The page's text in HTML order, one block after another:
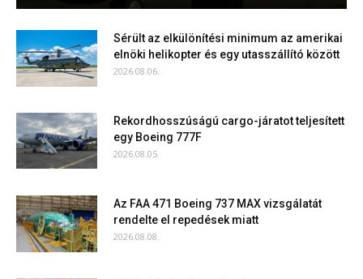
Sérült az elkülönítési minimum az amerikai
elnöki helikopter és egy utasszállító között
2026.08.06.
Rekordhosszúságú cargo-járatot teljesített
egy Boeing 777F
2026.08.05.
Az FAA 471 Boeing 737 MAX vizsgálatát
rendelte el repedések miatt
2026.08.08.